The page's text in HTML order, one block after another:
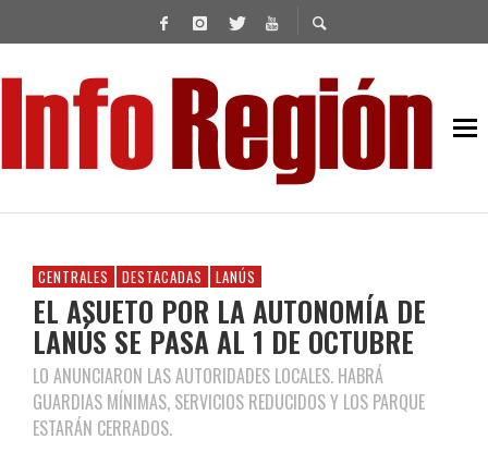
CENTRALES DESTACADAS LANÚS
EL ASUETO POR LA AUTONOMÍA DE
LANÚS SE PASA AL 1 DE OCTUBRE
LO ANUNCIARON LAS AUTORIDADES LOCALES. HABRÁ
GUARDIAS MÍNIMAS, SERVICIOS REDUCIDOS Y LOS PARQUE
ESTARÁN CERRADOS.